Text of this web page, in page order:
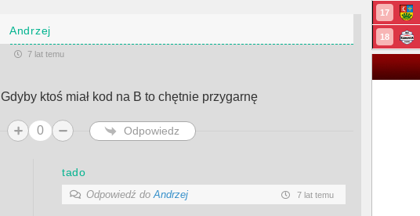
Andrzej
7 lat temu
Gdyby ktoś miał kod na B to chętnie przygarnę
0 Odpowiedz
tado
Odpowiedź doAndrzej 7 lat temu
17
18